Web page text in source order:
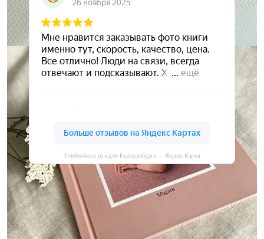
Fotobooka.ru на карте Екатеринбурга — Яндекс Карты
Сохраните ваши воспоминания
А мы вам в этом поможем